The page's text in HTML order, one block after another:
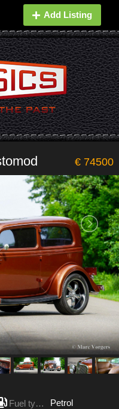
Add Listing
€ 74500
Fuel type Petrol